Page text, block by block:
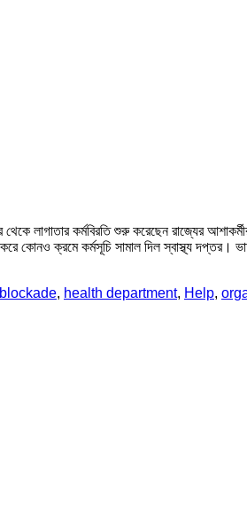
লাগাতার কর্মবিরতি শুরু করেছেন রাজ্যের
কোনও ক্রমে কর্মসূচি সামাল দিল স্বাস্থ্য দপ্তর।
blockade, health department, Help,